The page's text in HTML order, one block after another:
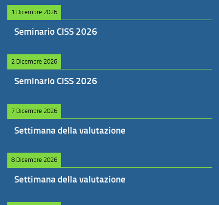
1 Dicembre 2026
Seminario CISS 2026
2 Dicembre 2026
Seminario CISS 2026
7 Dicembre 2026
Settimana della valutazione
8 Dicembre 2026
Settimana della valutazione